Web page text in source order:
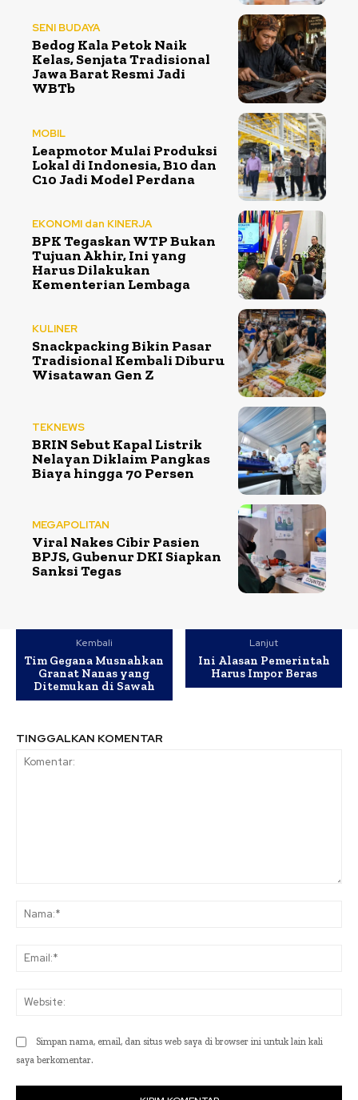
SENI BUDAYA
Bedog Kala Petok Naik
Kelas, Senjata Tradisional
Jawa Barat Resmi Jadi
WBTb
MOBIL
Leapmotor Mulai Produksi
Lokal di Indonesia, B10 dan
C10 Jadi Model Perdana
EKONOMI dan KINERJA
BPK Tegaskan WTP Bukan
Tujuan Akhir, Ini yang
Harus Dilakukan
Kementerian Lembaga
KULINER
Snackpacking Bikin Pasar
Tradisional Kembali Diburu
Wisatawan Gen Z
TEKNEWS
BRIN Sebut Kapal Listrik
Nelayan Diklaim Pangkas
Biaya hingga 70 Persen
MEGAPOLITAN
Viral Nakes Cibir Pasien
BPJS, Gubenur DKI Siapkan
Sanksi Tegas
Kembali
Tim Gegana Musnahkan
Granat Nanas yang
Ditemukan di Sawah
Lanjut
Ini Alasan Pemerintah
Harus Impor Beras
TINGGALKAN KOMENTAR
Simpan nama, email, dan situs web saya di browser ini untuk lain kali
saya berkomentar.